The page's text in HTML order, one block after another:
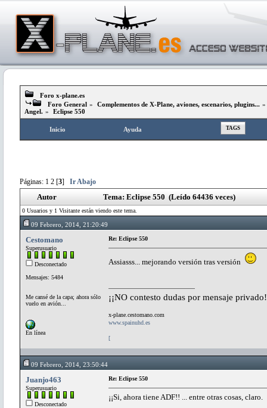
Foro x-plane.es
Foro General » Complementos de X-Plane, aviones, escenarios, plugins... »
Angel. » Eclipse 550
Inicio Ayuda TAGS
Páginas: 1 2 [3] Ir Abajo
Autor Tema: Eclipse 550 (Leído 64436 veces)
0 Usuarios y 1 Visitante están viendo este tema.
09 Febrero, 2014, 21:20:49
Cestomano
Superusuario
Desconectado
Mensajes: 5484
Me cansé de la capa; ahora sólo
vuelo en avión...
En línea
Re: Eclipse 550
Assiasss... mejorando versión tras versión
¡¡NO contesto dudas por mensaje
x-plane.cestomano.com
www.spainuhd.es
[
09 Febrero, 2014, 23:50:44
Juanjo463
Superusuario
Desconectado
Re: Eclipse 550
¡¡Si, ahora tiene ADF!! ... entre otras cosas, claro.